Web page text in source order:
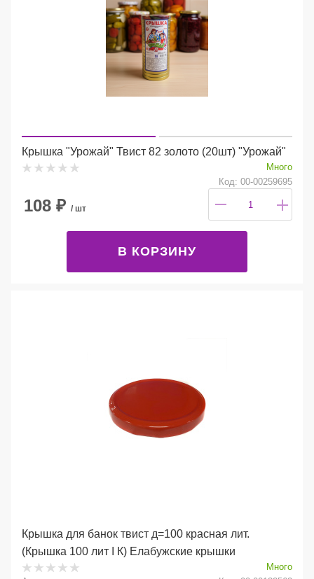
Крышка "Урожай" Твист 82 золото (20шт) "Урожай"
Много
Код: 00-00259695
108 ₽ / шт
В КОРЗИНУ
Крышка для банок твист д=100 красная лит.
(Крышка 100 лит I К) Елабужские крышки
Много